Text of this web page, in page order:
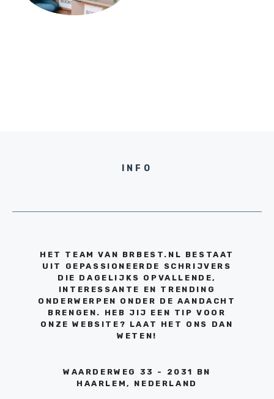
INFO
HET TEAM VAN BRBEST.NL BESTAAT
UIT GEPASSIONEERDE SCHRIJVERS
DIE DAGELIJKS OPVALLENDE,
INTERESSANTE EN TRENDING
ONDERWERPEN ONDER DE AANDACHT
BRENGEN. HEB JIJ EEN TIP VOOR
ONZE WEBSITE? LAAT HET ONS DAN
WETEN!
WAARDERWEG 33 - 2031 BN
HAARLEM, NEDERLAND